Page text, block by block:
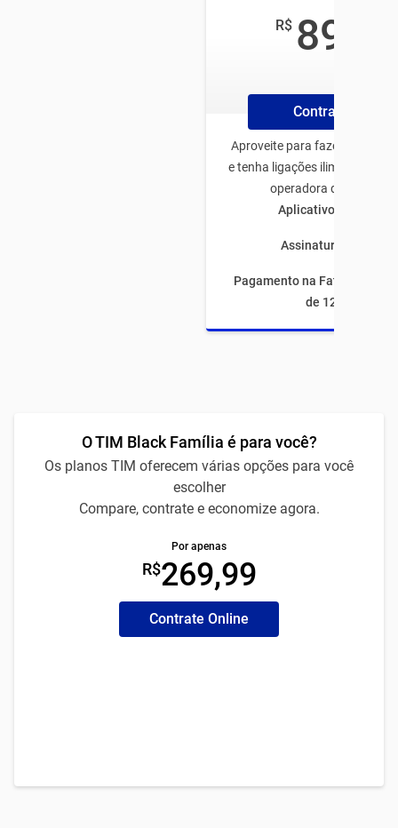
R$ 89
Contrate Plano
Aproveite para fazer o plano
e tenha ligações ilimitadas
operadora de todo
Aplicativos
Assinaturas
Pagamento na Fatura com
de 12 meses
O TIM Black Família é para você?
Os planos TIM oferecem várias opções para você
escolher
Compare, contrate e economize agora.
Por apenas
R$269,99
Contrate Online